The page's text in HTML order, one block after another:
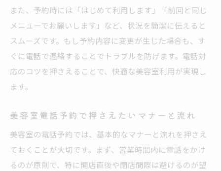
また、予約時には「はじめて利用します」「前回と同じ
メニューでお願いします」など、状況を簡潔に伝えると
スムーズです。もし予約内容に変更が生じた場合も、す
ぐに電話で連絡することでトラブルを防げます。電話対
応のコツを押さえることで、快適な美容室利用が実現し
ます。
美容室電話予約で押さえたいマナーと流れ
美容室の電話予約では、基本的なマナーと流れを押さえ
ておくことが大切です。まず、営業時間内に電話をかけ
るのが原則で、特に開店直後や閉店間際は避けるのが望